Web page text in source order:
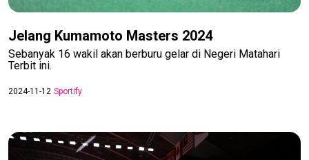
Jelang Kumamoto Masters 2024
Sebanyak 16 wakil akan berburu gelar di Negeri Matahari
Terbit ini.
2024-11-12 Sportify